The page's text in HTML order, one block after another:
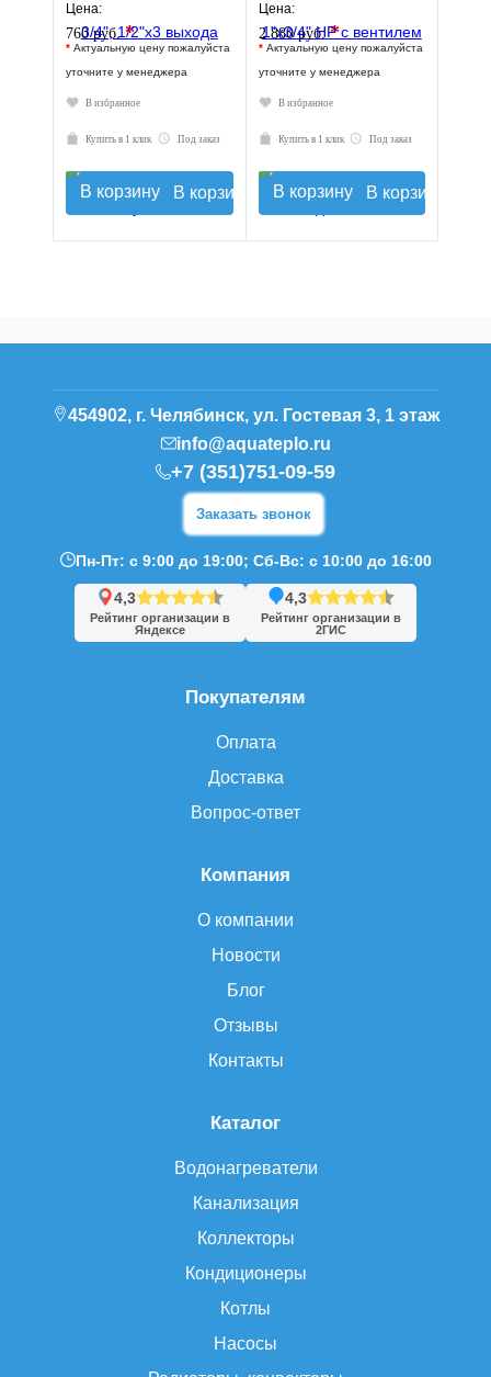
Цена:
760 руб.*
* Актуальную цену пожалуйста
уточните у менеджера
В избранное
Купить в 1 клик Под заказ
В корзину
Цена:
2 880 руб.*
* Актуальную цену пожалуйста
уточните у менеджера
В избранное
Купить в 1 клик Под заказ
В корзину
Каталог
Водонагреватели
Канализация
Коллекторы
Кондиционеры
Котлы
Насосы
Компания
О компании
Новости
Блог
Отзывы
Контакты
Покупателям
Оплата
Доставка
Вопрос-ответ
454902, г. Челябинск, ул. Гостевая 3, 1 этаж
info@aquateplo.ru
+7 (351)751-09-59
Заказать звонок
Пн-Пт: с 9:00 до 19:00; Сб-Вс: с 10:00 до 16:00
4,3
Рейтинг организации в
Яндексе
4,3
Рейтинг организации в
2ГИС